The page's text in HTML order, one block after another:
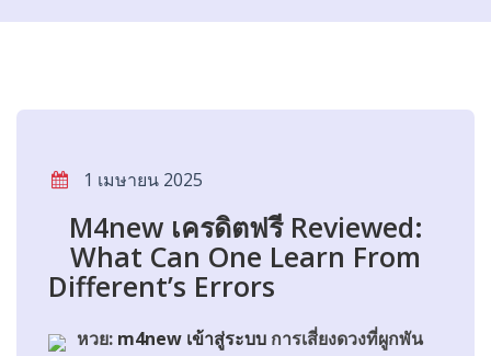
1 เมษายน 2025
M4new เครดิตฟรี Reviewed:
What Can One Learn From
Different’s Errors
หวย: m4new เข้าสู่ระบบ การเสี่ยงดวงที่ผูกพัน